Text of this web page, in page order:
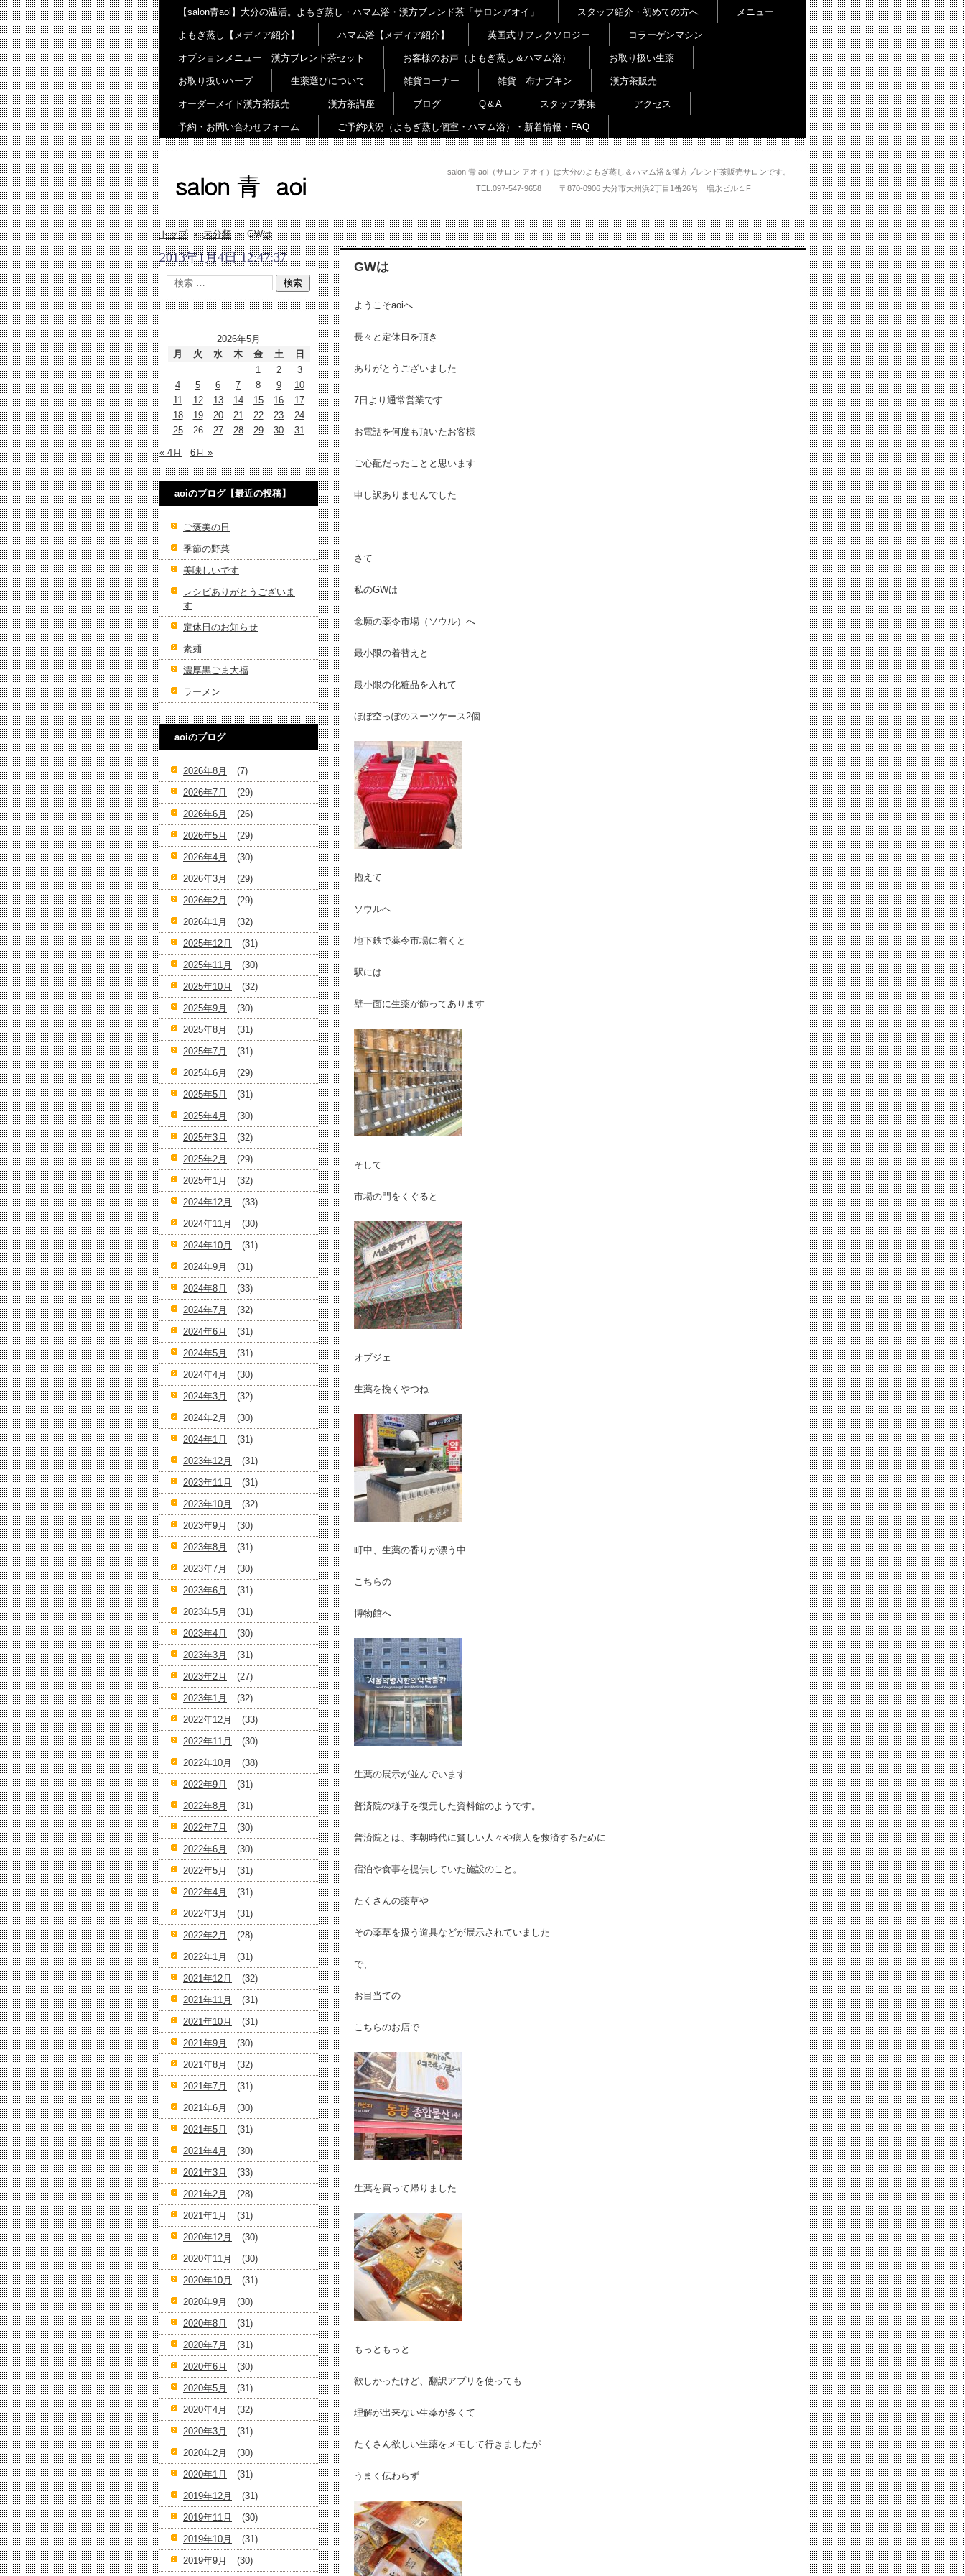
salon 青 aoi（サロン アオイ）は大分のよもぎ蒸し＆ハマム浴＆漢方ブレンド茶販売サロンです。
TEL. 097-547-9658 〒870-0906 大分市大州浜2丁目1番26号 増永ビル１F
【salon青aoi】大分の温活。よもぎ蒸し・ハマム浴・漢方ブレンド茶「サロンアオイ」 スタッフ紹介・初めての方へ メニュー
よもぎ蒸し【メディア紹介】 ハマム浴【メディア紹介】 英国式リフレクソロジー コラーゲンマシン
オプションメニュー 漢方ブレンド茶セット お客様のお声（よもぎ蒸し＆ハマム浴） お取り扱い生薬
お取り扱いハーブ 生薬選びについて 雑貨コーナー 雑貨 布ナプキン 漢方茶販売
オーダーメイド漢方茶販売 漢方茶講座 ブログ Q＆A スタッフ募集 アクセス
予約・お問い合わせフォーム ご予約状況（よもぎ蒸し個室・ハマム浴）・新着情報・FAQ
トップ › 未分類 › GWは
GWは
ようこそaoiへ
長々と定休日を頂き
ありがとうございました
7日より通常営業です
お電話を何度も頂いたお客様
ご心配だったことと思います
申し訳ありませんでした
さて
私のGWは
念願の薬令市場（ソウル）へ
最小限の着替えと
最小限の化粧品を入れて
ほぼ空っぽのスーツケース2個
抱えて
ソウルへ
地下鉄で薬令市場に着くと
駅には
壁一面に生薬が飾ってあります
そして
市場の門をくぐると
オブジェ
生薬を挽くやつね
町中、生薬の香りが漂う中
こちらの
博物館へ
生薬の展示が並んでいます
普済院の様子を復元した資料館のようです。
普済院とは、李朝時代に貧しい人々や病人を救済するために
宿泊や食事を提供していた施設のこと。
たくさんの薬草や
その薬草を扱う道具などが展示されていました
で、
お目当ての
こちらのお店で
生薬を買って帰りました
もっともっと
欲しかったけど、翻訳アプリを使っても
理解が出来ない生薬が多くて
たくさん欲しい生薬をメモして行きましたが
うまく伝わらず
2013年1月4日 12:47:37
2026年5月
月
火 水 木 金 土
日
1
2
3
4
5 6 7 8 9
10
11
12 13 14 15 16
17
18
19 20 21 22 23
24
25
26 27 28 29 30 31
« 4月 6月 »
aoiのブログ【最近の投稿】
ご褒美の日
季節の野菜
美味しいです
レシピありがとうございま
す
定休日のお知らせ
素麺
濃厚黒ごま大福
ラーメン
aoiのブログ
2026年8月
(7)
2026年7月
(29)
2026年6月
(26)
2026年5月
(29)
2026年4月
(30)
2026年3月
(29)
2026年2月
(29)
2026年1月
(32)
2025年12月
(31)
2025年11月
(30)
2025年10月
(32)
2025年9月
(30)
2025年8月
(31)
2025年7月
(31)
2025年6月
(29)
2025年5月
(31)
2025年4月
(30)
2025年3月
(32)
2025年2月
(29)
2025年1月
(32)
2024年12月
(33)
2024年11月
(30)
2024年10月
(31)
2024年9月
(31)
2024年8月
(33)
2024年7月
(32)
2024年6月
(31)
2024年5月
(31)
2024年4月
(30)
2024年3月
(32)
2024年2月
(30)
2024年1月
(31)
2023年12月
(31)
2023年11月
(31)
2023年10月
(32)
2023年9月
(30)
2023年8月
(31)
2023年7月
(30)
2023年6月
(31)
2023年5月
(31)
2023年4月
(30)
2023年3月
(31)
2023年2月
(27)
2023年1月
(32)
2022年12月
(33)
2022年11月
(30)
2022年10月
(38)
2022年9月
(31)
2022年8月
(31)
2022年7月
(30)
2022年6月
(30)
2022年5月
(31)
2022年4月
(31)
2022年3月
(31)
2022年2月
(28)
2022年1月
(31)
2021年12月
(32)
2021年11月
(31)
2021年10月
(31)
2021年9月
(30)
2021年8月
(32)
2021年7月
(31)
2021年6月
(30)
2021年5月
(31)
2021年4月
(30)
2021年3月
(33)
2021年2月
(28)
2021年1月
(31)
2020年12月
(30)
2020年11月
(30)
2020年10月
(31)
2020年9月
(30)
2020年8月
(31)
2020年7月
(31)
2020年6月
(30)
2020年5月
(31)
2020年4月
(32)
2020年3月
(31)
2020年2月
(30)
2020年1月
(31)
2019年12月
(31)
2019年11月
(30)
2019年10月
(31)
2019年9月
(30)